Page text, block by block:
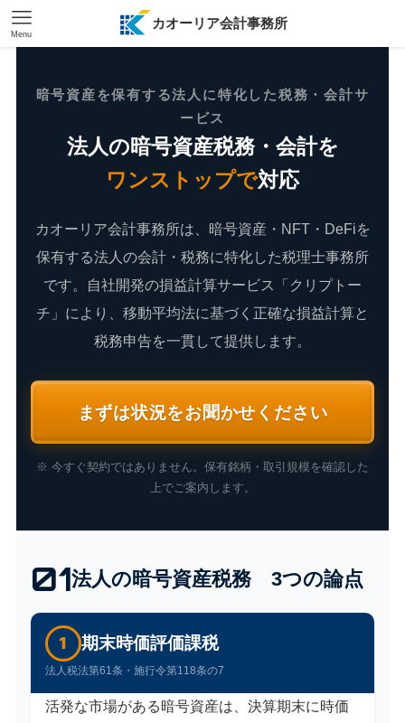
カオーリア会計事務所
Menu
暗号資産を保有する法人に特化した税務・会計サ
ービス
法人の暗号資産税務・会計を
ワンストップで対応
カオーリア会計事務所は、暗号資産・NFT・DeFiを
保有する法人の会計・税務に特化した税理士事務所
です。自社開発の損益計算サービス「クリプトー
チ」により、移動平均法に基づく正確な損益計算と
税務申告を一貫して提供します。
まずは状況をお聞かせください
※ 今すぐ契約ではありません。保有銘柄・取引規模を確認した
上でご案内します。
01法人の暗号資産税務 3つの論点
1 期末時価評価課税
法人税法第61条・施行令第118条の7
活発な市場がある暗号資産は、決算期末に時価